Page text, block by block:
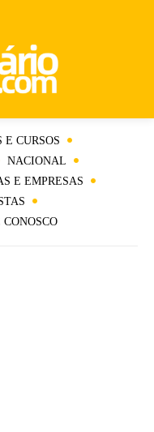
E CURSOS
NACIONAL
E EMPRESAS